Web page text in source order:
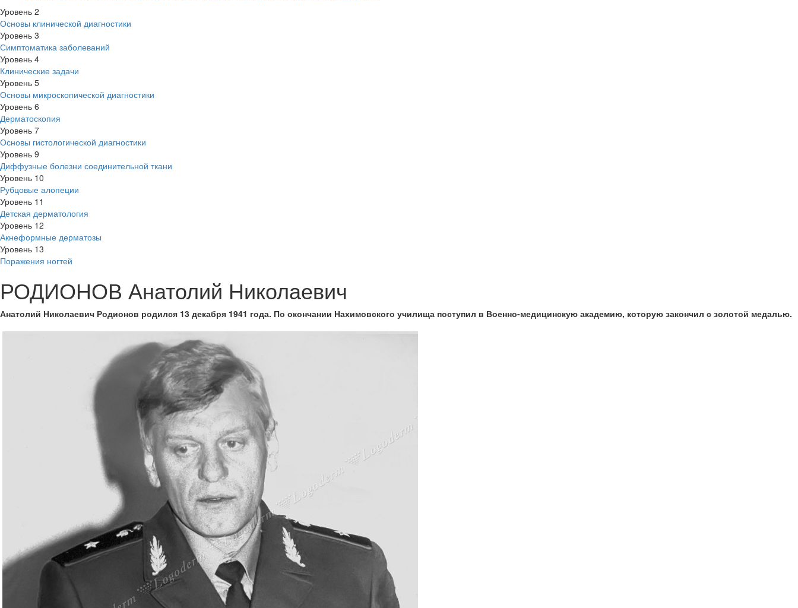
Уровень 2
Основы клинической диагностики
Уровень 3
Симптоматика заболеваний
Уровень 4
Клинические задачи
Уровень 5
Основы микроскопической диагностики
Уровень 6
Дерматоскопия
Уровень 7
Основы гистологической диагностики
Уровень 9
Диффузные болезни соединительной ткани
Уровень 10
Рубцовые алопеции
Уровень 11
Детская дерматология
Уровень 12
Акнеформные дерматозы
Уровень 13
Поражения ногтей
РОДИОНОВ Анатолий Николаевич
Анатолий Николаевич Родионов родился 13 декабря 1941 года. По окончании Нахимовского училища поступил в Военно-медицинскую академию, которую закончил с золотой медалью.